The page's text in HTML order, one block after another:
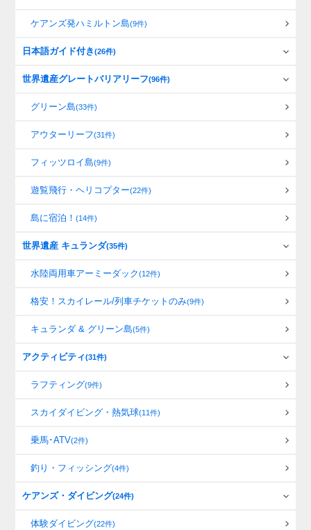
ケアンズ発ハミルトン島(9件)
日本語ガイド付き(26件)
世界遺産グレートバリアリーフ(96件)
グリーン島(33件)
アウターリーフ(31件)
フィッツロイ島(9件)
遊覧飛行・ヘリコプター(22件)
島に宿泊！(14件)
世界遺産 キュランダ(35件)
水陸両用車アーミーダック(12件)
格安！スカイレール/列車チケットのみ(9件)
キュランダ & グリーン島(5件)
アクティビティ(31件)
ラフティング(9件)
スカイダイビング・熱気球(11件)
乗馬･ATV(2件)
釣り・フィッシング(4件)
ケアンズ・ダイビング(24件)
体験ダイビング(22件)